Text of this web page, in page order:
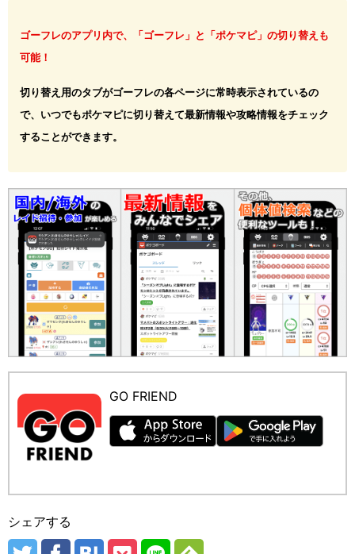
ゴーフレのアプリ内で、「ゴーフレ」と「ポケマピ」の切り替えも
可能！
切り替え用のタブがゴーフレの各ページに常時表示されているの
で、いつでもポケマピに切り替えて最新情報や攻略情報をチェック
することができます。
GO FRIEND
シェアする